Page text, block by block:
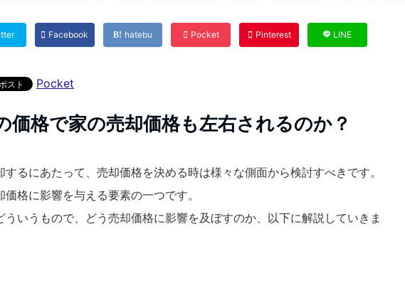
Facebook hatebu Pocket Pinterest LINE
Pocket
価格で家の売却価格も左右されるのか？
するにあたって、売却価格を決める時は様々な側面から検討すべきです。
価格に影響を与える要素の一つです。
ういうもので、どう売却価格に影響を及ぼすのか、以下に解説していきま